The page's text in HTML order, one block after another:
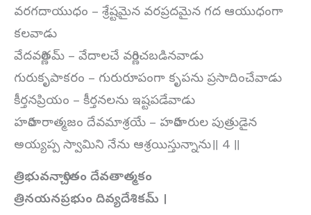
వరగదాయుధం – శ్రేష్టమైన వరప్రదమైన గద ఆయుధంగా
కలవాడు
వేదవర్ణితమ్ – వేదాలచే వర్ణించబడినవాడు
గురుకృపాకరం – గురురూపంగా కృపను ప్రసాదించేవాడు
కీర్తనప్రియం – కీర్తనలను ఇష్టపడేవాడు
హరిహరాత్మజం దేవమాశ్రయే – హరిహరుల పుత్రుడైన
అయ్యప్ప స్వామిని నేను ఆశ్రయిస్తున్నాను॥ 4 ॥
త్రిభువనార్చితం దేవతాత్మకం
త్రినయనప్రభుం దివ్యదేశికమ్ ।